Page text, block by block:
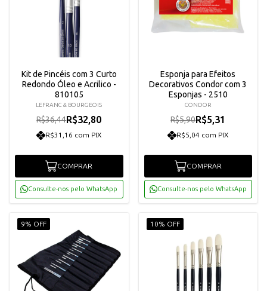
Kit de Pincéis com 3 Curto
Redondo Óleo e Acrilico -
810105
LEFRANC & BOURGEOIS
R$36,44R$32,80
R$31,16 com PIX
COMPRAR
Consulte-nos pelo WhatsApp
Esponja para Efeitos
Decorativos Condor com 3
Esponjas - 2510
CONDOR
R$5,90R$5,31
R$5,04 com PIX
COMPRAR
Consulte-nos pelo WhatsApp
9% OFF 10% OFF